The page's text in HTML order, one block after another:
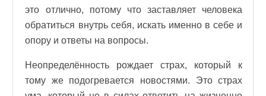
это отлично, потому что заставляет человека
обратиться внутрь себя, искать именно в себе и
опору и ответы на вопросы.
Неопределённость рождает страх, который к
тому же подогревается новостями. Это страх